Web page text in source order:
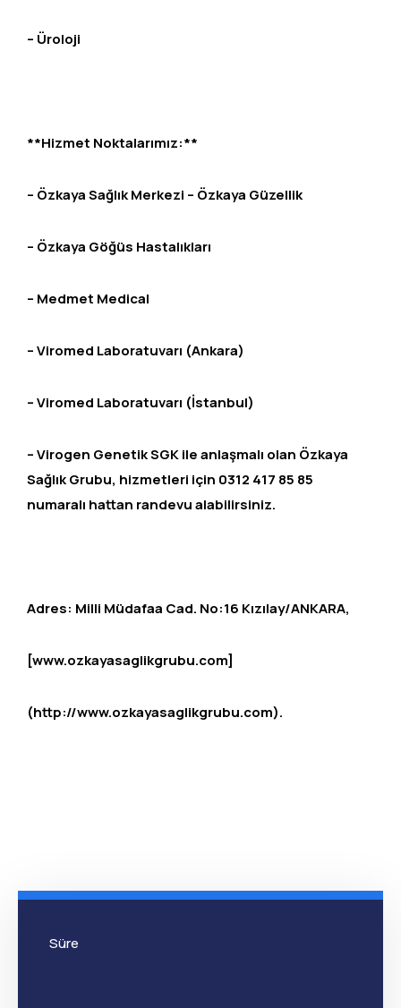
– Üroloji
**Hizmet Noktalarımız:**
– Özkaya Sağlık Merkezi – Özkaya Güzellik
– Özkaya Göğüs Hastalıkları
– Medmet Medical
– Viromed Laboratuvarı (Ankara)
– Viromed Laboratuvarı (İstanbul)
– Virogen Genetik SGK ile anlaşmalı olan Özkaya
Sağlık Grubu, hizmetleri için 0312 417 85 85
numaralı hattan randevu alabilirsiniz.
Adres: Milli Müdafaa Cad. No:16 Kızılay/ANKARA,
[www.ozkayasaglikgrubu.com]
(http://www.ozkayasaglikgrubu.com).
Süre